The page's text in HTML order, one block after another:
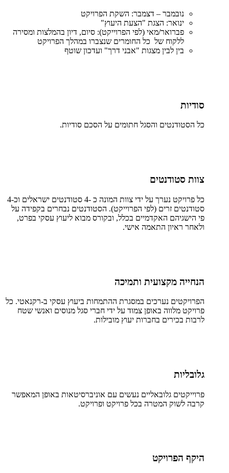
נובמבר – דצמבר: השקת הפרויקט
ינואר: הצגת "הצעת היעוץ"
פברואר/מאי (לפי הפרוייקט): סיום, דיון בהמלצות ומסירה
ללקוח של כל החומרים שנצברו במהלך הפרויקט
בין לבין מצגות "אבני דרך" ועדכון שוטף
סודיות
כל הסטודנטים והסגל חתומים על הסכם סודיות.
צוות סטודנטים
כל פרויקט נערך על ידי צוות המונה כ -4 סטודנטים ישראלים וכ-4
סטודנטים זרים (לפי הפרוייקט). הסטודנטים נבחרים בקפידה על
פי הישגיהם האקדמיים בכלל, ובקורס מבוא ליעוץ עסקי בפרט,
ולאחר ראיון התאמה אישי.
הנחייה מקצועית ותמיכה
הפרויקטים נערכים במסגרת ההתמחות ביעוץ עסקי ב-רקנאטי. כל
פרויקט מלווה באופן צמוד על ידי חברי סגל מנוסים ואנשי שטח
לרבות בכירים בחברות יעוץ מובילות.
גלובליות
פרוייקטים גלובאליים נעשים עם אוניברסיטאות באופן המאפשר
קרבה לשוק המטרה בכל פרויקט ופרויקט.
היקף הפרויקט